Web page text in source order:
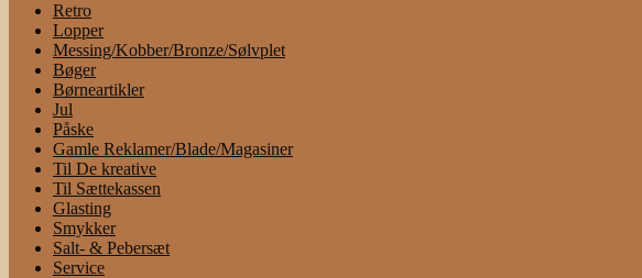
Retro
Lopper
Messing/Kobber/Bronze/Sølvplet
Bøger
Børneartikler
Jul
Påske
Gamle Reklamer/Blade/Magasiner
Til De kreative
Til Sættekassen
Glasting
Smykker
Salt- & Pebersæt
Service